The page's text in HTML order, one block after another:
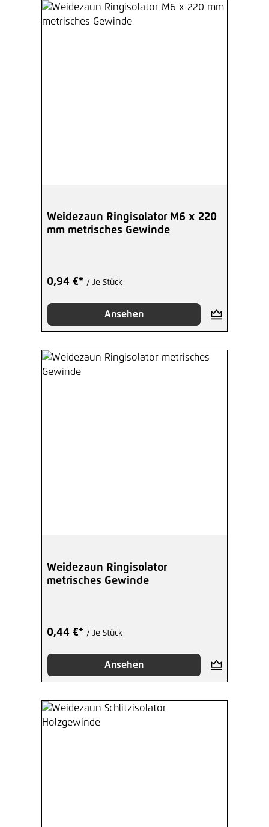
Weidezaun Ringisolator M6 x 220
mm metrisches Gewinde
0,94 €* / Je Stück
Ansehen
Weidezaun Ringisolator
metrisches Gewinde
0,44 €* / Je Stück
Ansehen